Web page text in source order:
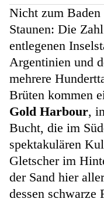
Nicht zum
Staunen: Die
entlegenen
Argentinien und
mehrere
Brüten kommen
Gold Harbour,
Bucht, die im
spektakulären
Gletscher im
der Sand hier
dessen schwarze